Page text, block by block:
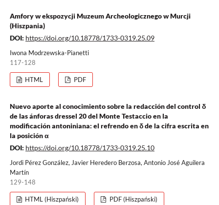
Amfory w ekspozycji Muzeum Archeologicznego w Murcji
(Hiszpania)
DOI: https://doi.org/10.18778/1733-0319.25.09
Iwona Modrzewska-Pianetti
117-128
HTML PDF
Nuevo aporte al conocimiento sobre la redacción del control δ
de las ánforas dressel 20 del Monte Testaccio en la
modificación antoniniana: el refrendo en δ de la cifra escrita en
la posición α
DOI: https://doi.org/10.18778/1733-0319.25.10
Jordi Pérez González, Javier Heredero Berzosa, Antonio José Aguilera
Martín
129-148
HTML (Hiszpański) PDF (Hiszpański)